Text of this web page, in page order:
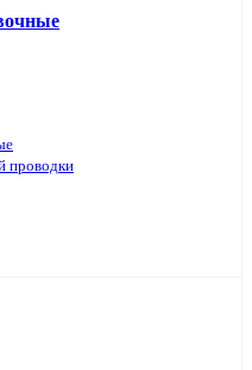
проводки